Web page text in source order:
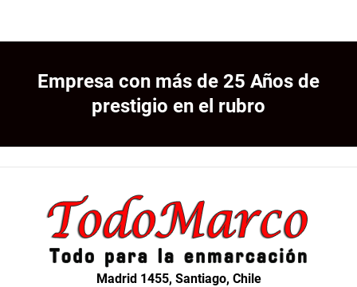
Empresa con más de 25 Años de
prestigio en el rubro
Madrid 1455, Santiago, Chile